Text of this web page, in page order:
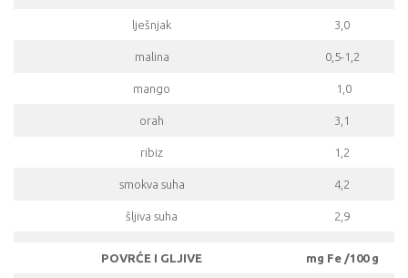
lješnjak 3,0
malina 0,5-1,2
mango 1,0
orah 3,1
ribiz 1,2
smokva suha 4,2
šljiva suha 2,9
POVRĆE I GLJIVE mg Fe /100 g